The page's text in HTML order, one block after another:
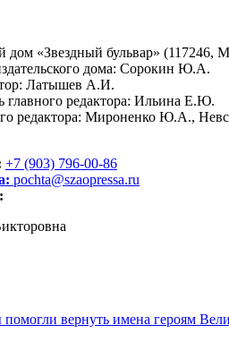
«Звездный бульвар» (117246,
дома: Сорокин Ю.А.
Латышев А.И.
главного редактора: Ильина Е.Ю.
редактора: Мироненко Ю.А.,
+7 (903) 796-00-86
pochta@szaopressa.ru
помогли вернуть имена героям